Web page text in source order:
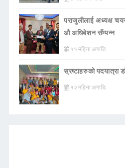
पराजुलीलाई अध्यक्ष
औ अधिबेशन सँम्पन्न
११ महिना अगाडि
स्रष्टाहरुको पदयात्रा
१२ महिना अगाडि